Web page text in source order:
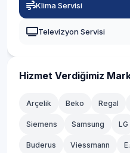
Klima Servisi
Televizyon Servisi
Hizmet Verdiğimiz
Arçelik Beko Regal
Siemens Samsung LG
Buderus Viessmann